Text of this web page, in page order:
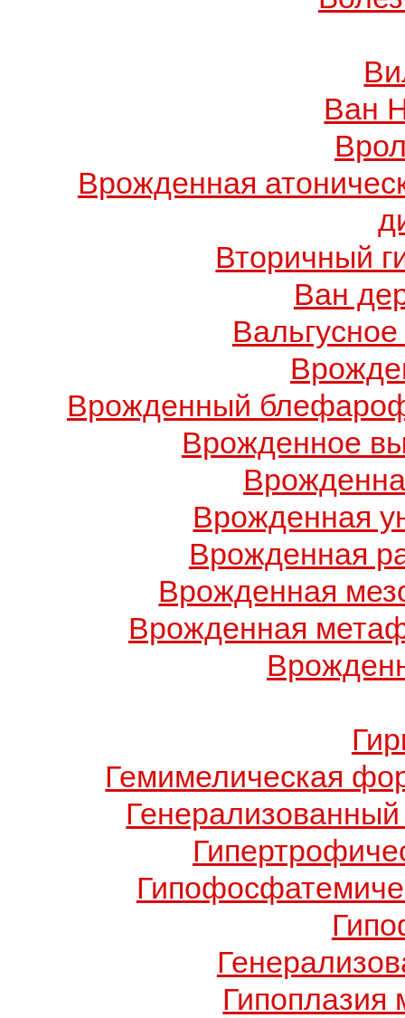
Ван
Врожденная
Вторичный
Ван
Врожденный
Врожденное
Врожденная
Врожденная
Врожденная
Врожденная
Гемимелическая
Гипоплазия